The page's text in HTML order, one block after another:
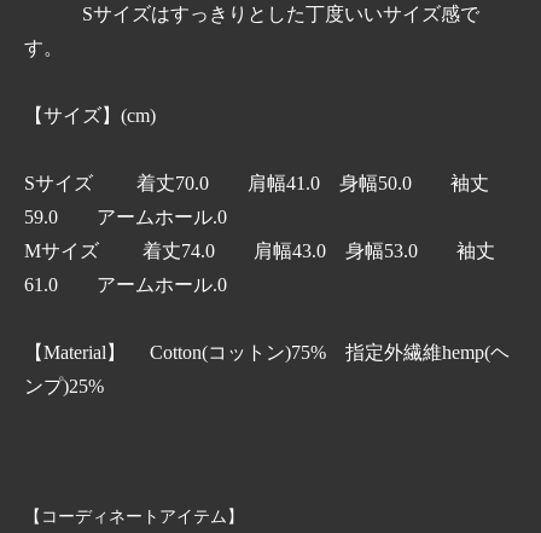
Sサイズはすっきりとした丁度いいサイズ感で
す。
【サイズ】(cm)
Sサイズ 着丈70.0 肩幅41.0 身幅50.0 袖丈
59.0 アームホール.0
Mサイズ 着丈74.0 肩幅43.0 身幅53.0 袖丈
61.0 アームホール.0
【Material】 Cotton(コットン)75% 指定外繊維hemp(ヘ
ンプ)25%
【コーディネートアイテム】